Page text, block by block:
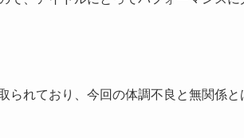
られており、今回の体調不良と無関係